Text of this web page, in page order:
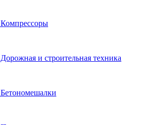
Компрессоры
Дорожная и строительная техника
Бетономешалки